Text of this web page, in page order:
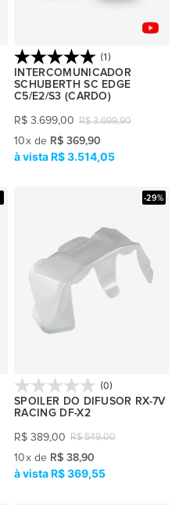
(1)
INTERCOMUNICADOR
SCHUBERTH SC EDGE
C5/E2/S3 (CARDO)
R$ 3.699,90
R$ 3.699,00
10x de R$ 369,90
R$ 3.514,05
-29%
(0)
SPOILER DO DIFUSOR RX-7V
RACING DF-X2
R$ 549,00
R$ 389,00
10x de R$ 38,90
R$ 369,55